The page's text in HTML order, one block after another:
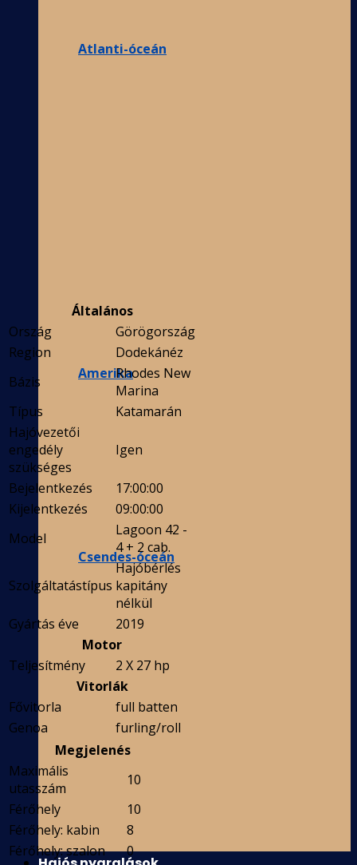
Atlanti-óceán
Amerika
Csendes-óceán
Általános
Ország
Görögország
Region
Dodekánéz
Bázis
Rhodes New
Marina
Típus
Katamarán
Hajóvezetői
engedély
szükséges
Igen
Bejelentkezés
17:00:00
Kijelentkezés
09:00:00
Model
Lagoon 42 -
4 + 2 cab.
Szolgáltatástípus
Hajóbérlés
kapitány
nélkül
Gyártás éve
2019
Motor
Teljesítmény
2 X 27 hp
Vitorlák
Fővitorla
full batten
Genoa
furling/roll
Megjelenés
Maximális
utasszám
10
Férőhely
10
Férőhely: kabin
8
Férőhely: szalon
0